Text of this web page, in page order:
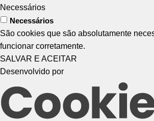
Necessários
Necessários
São cookies que são absolutamente
funcionar corretamente.
SALVAR E ACEITAR
Desenvolvido por